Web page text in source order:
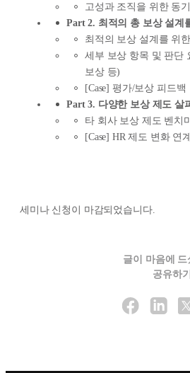
고성과 조직을 위한 동
Part 2. 최적의 총 보상 설계
최적의 보상 설계를 위
세부 보상 항목 및 판단
보상 등)
[Case] 평가/보상 피드백
Part 3. 다양한 보상 제도 살
타 회사 보상 제도 벤치
[Case] HR 제도 변화 연
세미나 신청이 마감되었습니다.
글이 마음에 드
공유하기